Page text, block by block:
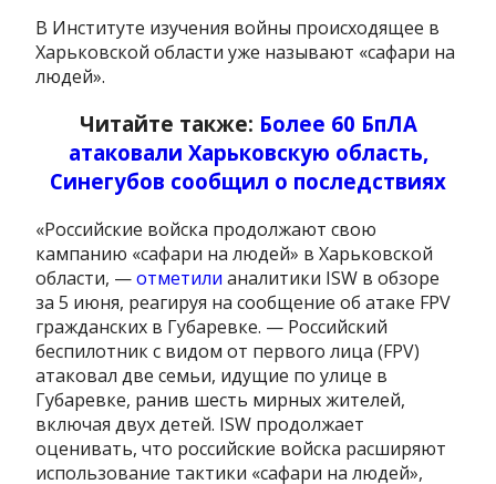
В Институте изучения войны происходящее в
Харьковской области уже называют «сафари на
людей».
Читайте также: Более 60 БпЛА
атаковали Харьковскую область,
Синегубов сообщил о последствиях
«Российские войска продолжают свою
кампанию «сафари на людей» в Харьковской
области, —отметили аналитики ISW в обзоре
за 5 июня, реагируя на сообщение об атаке FPV
гражданских в Губаревке. — Российский
беспилотник с видом от первого лица (FPV)
атаковал две семьи, идущие по улице в
Губаревке, ранив шесть мирных жителей,
включая двух детей. ISW продолжает
оценивать, что российские войска расширяют
использование тактики «сафари на людей»,